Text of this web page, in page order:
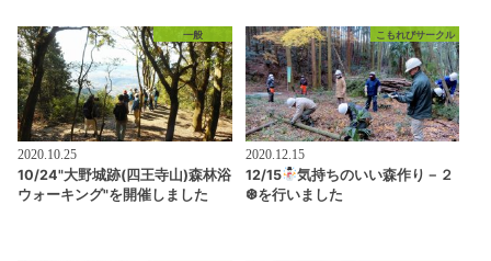
一般
2020.10.25
10/24"大野城跡(四王寺山)森林浴
ウォーキング"を開催しました
こもれびサークル
2020.12.15
12/15
気持ちのいい森作り－２
❆を行いました